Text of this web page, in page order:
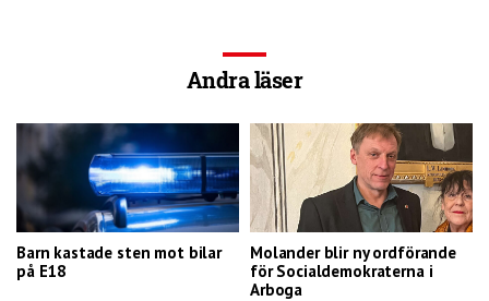
Andra läser
Barn kastade sten mot bilar
på E18
Molander blir ny ordförande
för Socialdemokraterna i
Arboga